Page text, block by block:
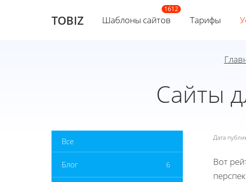
TOBIZ Шаблоны сайтов Тарифы
Сайты
Все
Блог 6
Дата
Вот